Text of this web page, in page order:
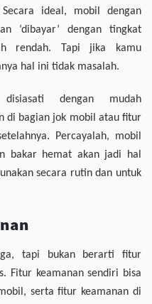
ideal, mobil dengan
‘dibayar’ dengan tingkat
rendah. Tapi jika kamu
hal ini tidak masalah.
dengan mudah
di bagian jok mobil atau fitur
Percayalah, mobil
bakar hemat akan jadi hal
secara rutin dan untuk
tapi bukan berarti fitur
Fitur keamanan sendiri bisa
serta fitur keamanan di